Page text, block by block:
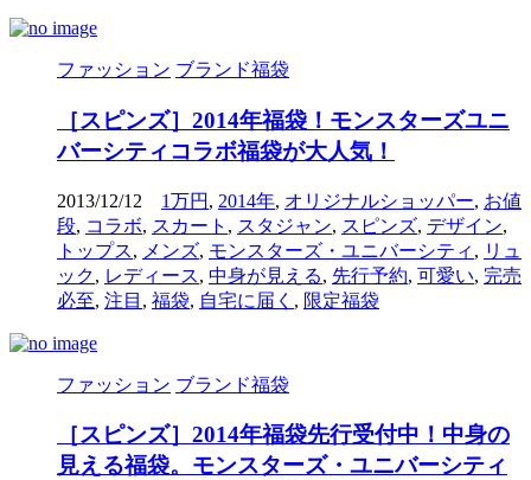
ファッション ブランド福袋
［スピンズ］2014年福袋！モンスターズユニ
バーシティコラボ福袋が大人気！
2013/12/12 1万円 , 2014年, オリジナルショッパー, お値
段, コラボ, スカート , スタジャン, スピンズ, デザイン,
トップス, メンズ, モンスターズ・ユニバーシティ , リュ
ック, レディース, 中身が見える, 先行予約, 可愛い, 完売
必至, 注目 , 福袋, 自宅に届く , 限定福袋
ファッション ブランド福袋
［スピンズ］2014年福袋先行受付中！中身の
見える福袋。モンスターズ・ユニバーシティ